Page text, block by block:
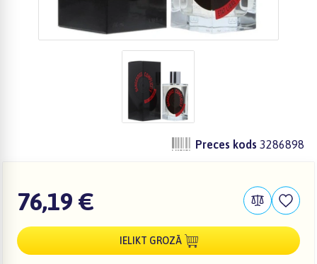
Preces kods 3286898
76,19 €
IELIKT GROZĀ